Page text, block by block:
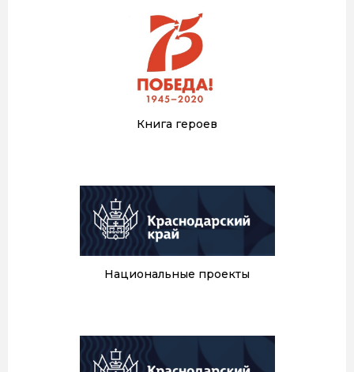
Книга героев
Национальные проекты